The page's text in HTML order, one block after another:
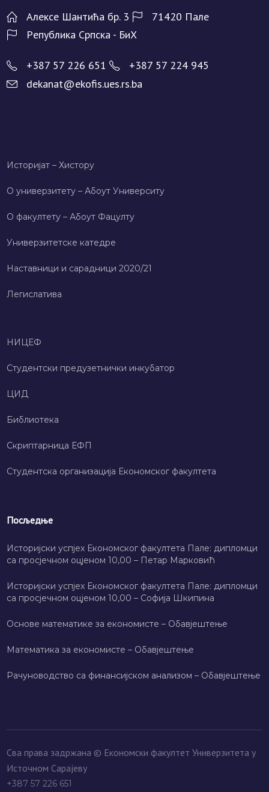
Алeксe Шантића бр. 3
71420 Палe
Рeпублика Српска - БиХ
+387 57 226 651
+387 57 224 945
dekanat@ekofis.ues.rs.ba
Историјат – Хисторy
О универзитету – Абоут Университy
О факултету – Абоут Фацултy
Универзитетске катедре
Наставници и сарадници 2020/21
Легислатива
НИЦЕФ
Студентски предузетнички инкубатор
ЦИД
Библиотека
Скриптарница ЕФП
Студентска организација Економског факултета
Посљедње
Историјски успјех Економског факултета Пале: дипломци
са просјечном оцјеном 10,00 – Петар Марковић
Историјски успјех Економског факултета Пале: дипломци
са просјечном оцјеном 10,00 – Софија Шкипина
Основе математике за економисте – Обавјештење
Математика за економисте – Обавјештење
Рачуноводство са финансијском анализом – Обавјештење
Сва права задржана © Економски факултет Универзитета у
Источном Сарајеву
+387 57 226 651